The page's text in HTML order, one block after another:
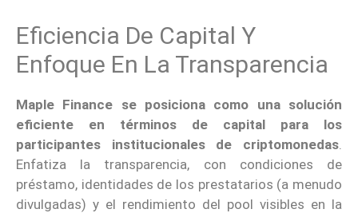
Eficiencia De Capital Y
Enfoque En La Transparencia
Maple Finance se posiciona como una solución
eficiente en términos de capital para los
participantes institucionales de criptomonedas
Enfatiza la transparencia, con condiciones de
préstamo, identidades de los prestatarios (a menudo
divulgadas) y el rendimiento del pool visibles en la